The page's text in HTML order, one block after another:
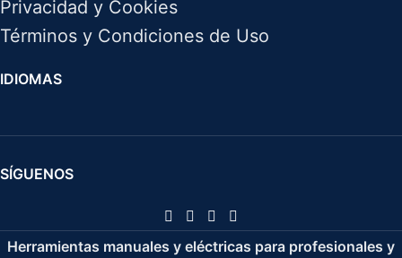
Privacidad y Cookies
Términos y Condiciones de Uso
IDIOMAS
SÍGUENOS
Herramientas manuales y eléctricas para profesionales y